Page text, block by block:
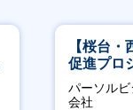
【桜台
促進プロ
パーソル
会社